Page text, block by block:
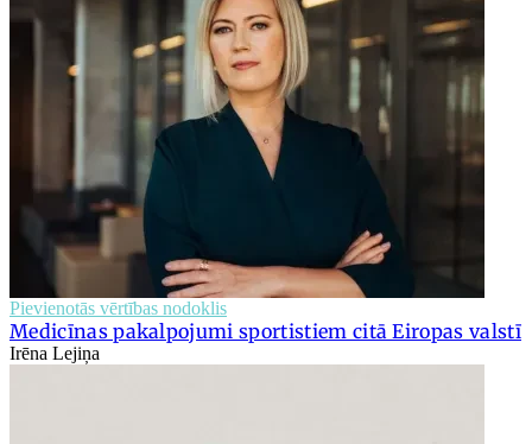
Pievienotās vērtības nodoklis
Medicīnas pakalpojumi sportistiem citā Eiropas valstī
Irēna Lejiņa